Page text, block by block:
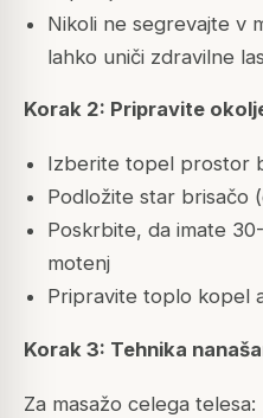
Nikoli ne segrevajte v
lahko uniči zdravilne
Korak 2: Pripravite
Izberite topel prostor
Podložite star brisačo
Poskrbite, da imate
motenj
Pripravite toplo kopel
Korak 3: Tehnika
Za masažo celega telesa: